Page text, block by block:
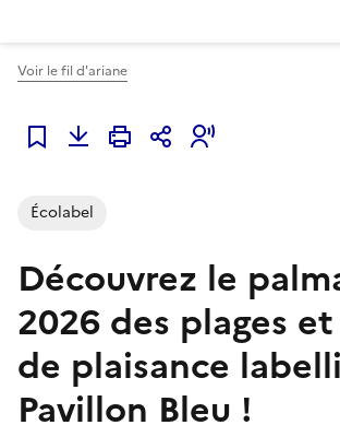
Voir le fil d'ariane
Ajouter à mes alertes
Écolabel
Découvrez le
2026 des plages
de plaisance
Pavillon Bleu !